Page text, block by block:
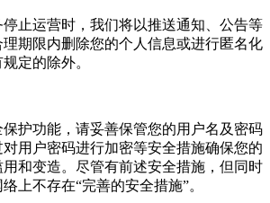
止运营时，我们将以推送通知、公告等
期限内删除您的个人信息或进行匿名化
定的除外。
护功能，请妥善保管您的用户名及密码
用户密码进行加密等安全措施确保您的
和变造。尽管有前述安全措施，但同时
上不存在“完善的安全措施”。